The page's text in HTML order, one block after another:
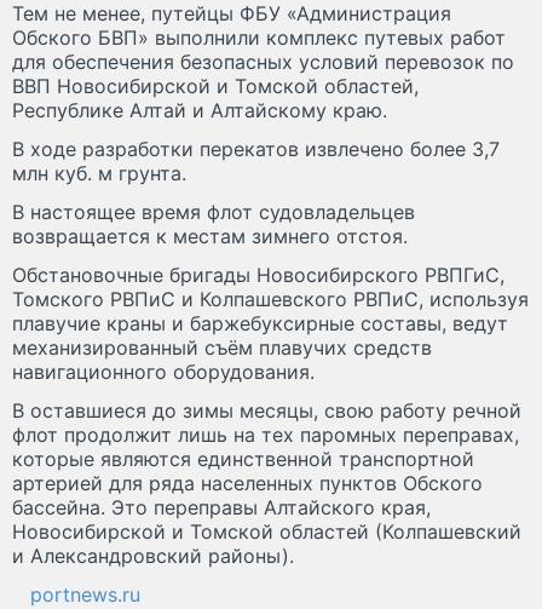
Тем не менее, путейцы ФБУ «Администрация
Обского БВП» выполнили комплекс путевых работ
для обеспечения безопасных условий перевозок по
ВВП Новосибирской и Томской областей,
Республике Алтай и Алтайскому краю.
В ходе разработки перекатов извлечено более 3,7
млн куб. м грунта.
В настоящее время флот судовладельцев
возвращается к местам зимнего отстоя.
Обстановочные бригады Новосибирского РВПГиС,
Томского РВПиС и Колпашевского РВПиС, используя
плавучие краны и баржебуксирные составы, ведут
механизированный съём плавучих средств
навигационного оборудования.
В оставшиеся до зимы месяцы, свою работу речной
флот продолжит лишь на тех паромных переправах,
которые являются единственной транспортной
артерией для ряда населенных пунктов Обского
бассейна. Это переправы Алтайского края,
Новосибирской и Томской областей (Колпашевский
и Александровский районы).
portnews.ru